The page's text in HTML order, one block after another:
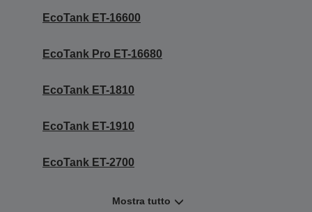
EcoTank ET-16600
EcoTank Pro ET-16680
EcoTank ET-1810
EcoTank ET-1910
EcoTank ET-2700
Mostra tutto